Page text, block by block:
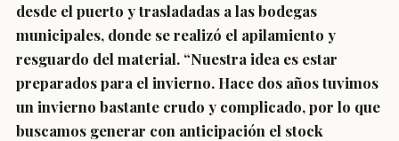
desde el puerto y trasladadas a las bodegas
municipales, donde se realizó el apilamiento y
resguardo del material. “Nuestra idea es estar
preparados para el invierno. Hace dos años tuvimos
un invierno bastante crudo y complicado, por lo que
buscamos generar con anticipación el stock